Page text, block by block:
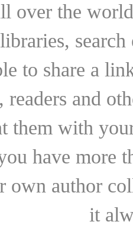
over the
to share a
readers and
them with
have more
own author
it